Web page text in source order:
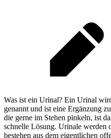
Was ist ein Urinal? Ein Urinal
genannt und ist eine Ergänzung
die gerne im Stehen pinkeln, ist
schnelle Lösung. Urinale werden
bestehen aus dem eigentlichen